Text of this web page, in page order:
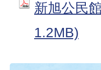
新旭公民
1.2MB)